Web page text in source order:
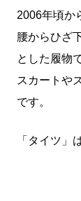
2006年頃か
腰からひざ
とした履物
スカートや
です。
「タイツ」